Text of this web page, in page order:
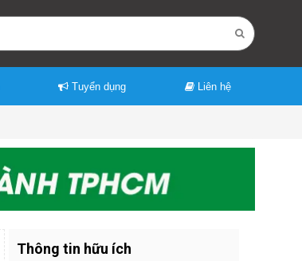
Tuyển dụng Liên hệ
Thông tin hữu ích